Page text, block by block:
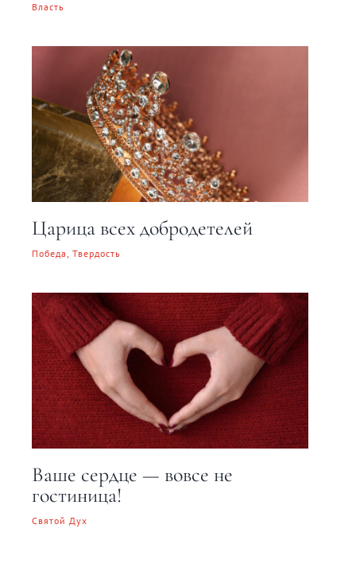
Власть
Царица всех добродетелей
Победа, Твердость
Ваше сердце — вовсе не
гостиница!
Святой Дух